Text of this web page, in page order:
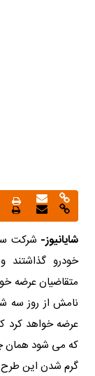
شایانیوز- شرکت
خودرو گذاشتند
متقاضیان عرضه
گرم شدن این